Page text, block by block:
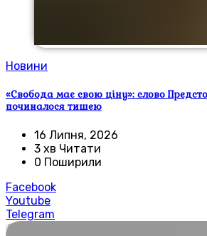
Новини
«Свобода має свою ціну»: слово
починалося тишею
16 Липня, 2026
3 хв Читати
0 Поширили
Facebook
Youtube
Telegram
🌍